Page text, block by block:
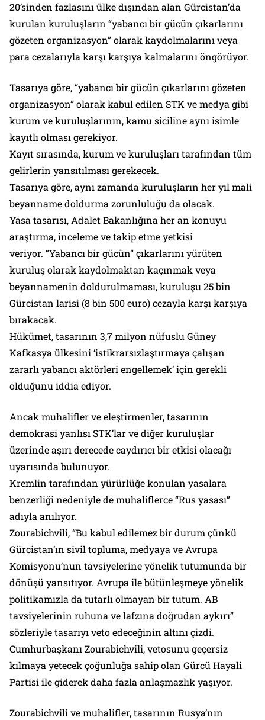
20’sinden fazlasını ülke dışından alan Gürcistan’da
kurulan kuruluşların “yabancı bir gücün çıkarlarını
gözeten organizasyon” olarak kaydolmalarını veya
para cezalarıyla karşı karşıya kalmalarını öngörüyor.
Tasarıya göre, “yabancı bir gücün çıkarlarını gözeten
organizasyon” olarak kabul edilen STK ve medya gibi
kurum ve kuruluşlarının, kamu siciline aynı isimle
kayıtlı olması gerekiyor.
Kayıt sırasında, kurum ve kuruluşları tarafından tüm
gelirlerin yansıtılması gerekecek.
Tasarıya göre, aynı zamanda kuruluşların her yıl mali
beyanname doldurma zorunluluğu da olacak.
Yasa tasarısı, Adalet Bakanlığına her an konuyu
araştırma, inceleme ve takip etme yetkisi
veriyor. “Yabancı bir gücün” çıkarlarını yürüten
kuruluş olarak kaydolmaktan kaçınmak veya
beyannamenin doldurulmaması, kuruluşu 25 bin
Gürcistan larisi (8 bin 500 euro) cezayla karşı karşıya
bırakacak.
Hükümet, tasarının 3,7 milyon nüfuslu Güney
Kafkasya ülkesini ‘istikrarsızlaştırmaya çalışan
zararlı yabancı aktörleri engellemek’ için gerekli
olduğunu iddia ediyor.
Ancak muhalifler ve eleştirmenler, tasarının
demokrasi yanlısı STK’lar ve diğer kuruluşlar
üzerinde aşırı derecede caydırıcı bir etkisi olacağı
uyarısında bulunuyor.
Kremlin tarafından yürürlüğe konulan yasalara
benzerliği nedeniyle de muhaliflerce “Rus yasası”
adıyla anılıyor.
Zourabichvili, “Bu kabul edilemez bir durum çünkü
Gürcistan’ın sivil topluma, medyaya ve Avrupa
Komisyonu’nun tavsiyelerine yönelik tutumunda bir
dönüşü yansıtıyor. Avrupa ile bütünleşmeye yönelik
politikamızla da tutarlı olmayan bir tutum. AB
tavsiyelerinin ruhuna ve lafzına doğrudan aykırı”
sözleriyle tasarıyı veto edeceğinin altını çizdi.
Cumhurbaşkanı Zourabichvili, vetosunu geçersiz
kılmaya yetecek çoğunluğa sahip olan Gürcü Hayali
Partisi ile giderek daha fazla anlaşmazlık yaşıyor.
Zourabichvili ve muhalifler, tasarının Rusya’nın